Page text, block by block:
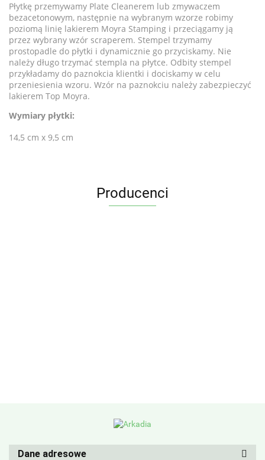
Płytkę przemywamy Plate Cleanerem lub zmywaczem
bezacetonowym, następnie na wybranym wzorze robimy
poziomą linię lakierem Moyra Stamping i przeciągamy ją
przez wybrany wzór scraperem. Stempel trzymamy
prostopadle do płytki i dynamicznie go przyciskamy. Nie
należy długo trzymać stempla na płytce. Odbity stempel
przykładamy do paznokcia klientki i dociskamy w celu
przeniesienia wzoru. Wzór na paznokciu należy zabezpieczyć
lakierem Top Moyra.
Wymiary płytki:
14,5 cm x 9,5 cm
Producenci
Dane adresowe